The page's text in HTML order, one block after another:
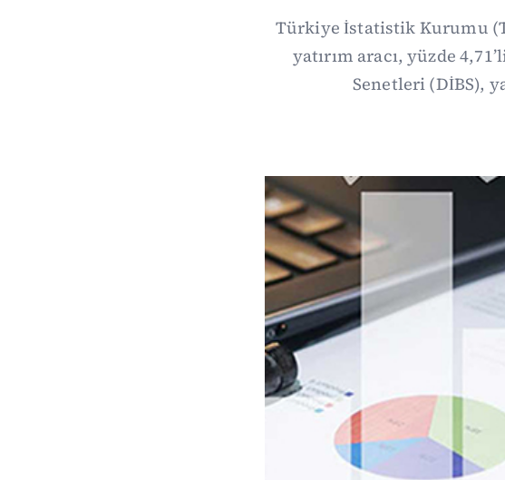
Türkiye İstatistik Kurumu
yatırım aracı, yüzde
Senetleri (DİBS),